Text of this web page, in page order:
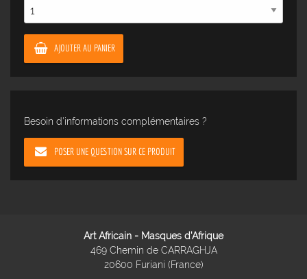
AJOUTER AU PANIER
Besoin d'informations complémentaires ?
POSER UNE QUESTION SUR CE PRODUIT
Art Africain - Masques d'Afrique
469 Chemin de CARRAGHJA
20600 Furiani (France)